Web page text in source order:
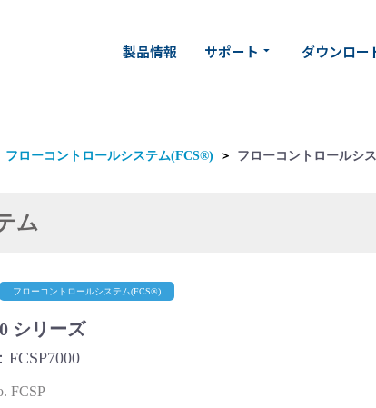
製品情報 サポート arrow_drop_down ダウンロー
フローコントロールシステム(FCS®) ＞ フローコントロールシ
ム
フローコントロールシステム(FCS®)
シリーズ
FCSP